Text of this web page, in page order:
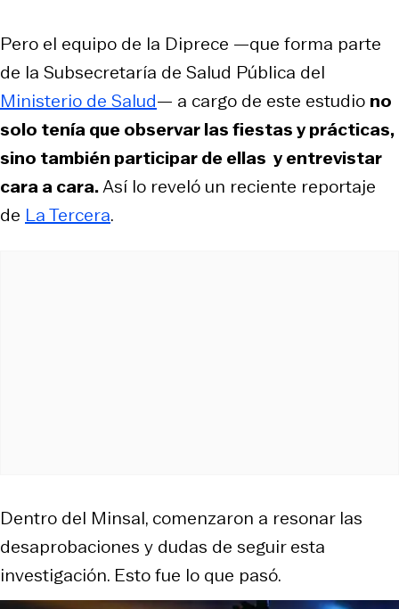
Pero el equipo de la Diprece —que forma parte
de la Subsecretaría de Salud Pública del
Ministerio de Salud— a cargo de este estudio no
solo tenía que observar las fiestas y prácticas,
sino también participar de ellas y entrevistar
cara a cara.Así lo reveló un reciente reportaje
de La Tercera.
Dentro del Minsal, comenzaron a resonar las
desaprobaciones y dudas de seguir esta
investigación. Esto fue lo que pasó.